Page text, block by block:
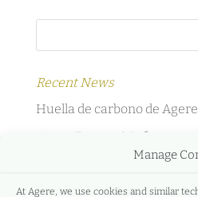
Manage
At Agere, we use cookies and similar
Recent News
Huella de carbono de Agere
Agere Energy &
febrero 2,
Agere Energy &